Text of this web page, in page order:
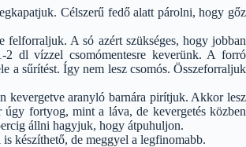
Célszerű fedő alatt párolni, hogy gőz
A só azért szükséges, hogy jobban
2 dl vízzel csomómentesre keverünk. A forró
a sűrítést. Így nem lesz csomós. Összeforraljuk
kevergetve aranyló barnára pirítjuk. Akkor lesz
fortyog, mint a láva, de kevergetés közben
állni hagyjuk, hogy átpuhuljon.
készíthető, de meggyel a legfinomabb.